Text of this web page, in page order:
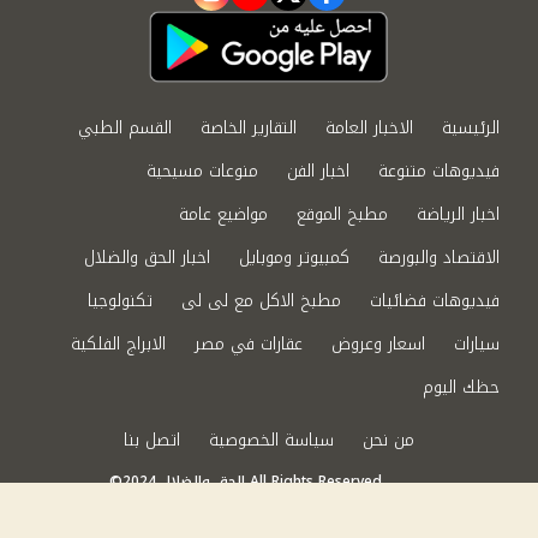
الرئيسية الاخبار العامة التقارير الخاصة
القسم الطبي
فيديوهات متنوعة
اخبار الفن
منوعات مسيحية
اخبار الرياضة
مطبخ الموقع
مواضيع عامة
الاقتصاد والبورصة
كمبيوتر وموبايل
اخبار الحق والضلال
فيديوهات فضائيات
مطبخ الاكل مع لى لى
تكنولوجيا
سيارات
اسعار وعروض عقارات في مصر
الابراج الفلكية
حظك اليوم
من نحن
سياسة الخصوصية اتصل بنا
©2024 الحق والضلال All Rights Reserved.